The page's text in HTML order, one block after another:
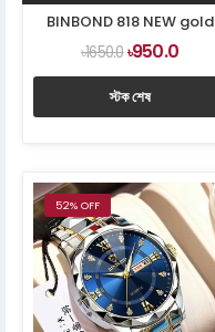
BINBOND 818 NEW gold
৳1650.0৳950.0
স্টক শেষ
52% OFF